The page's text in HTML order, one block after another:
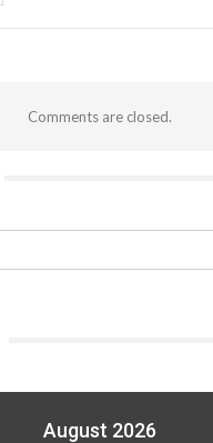
Comments are closed.
August 2026